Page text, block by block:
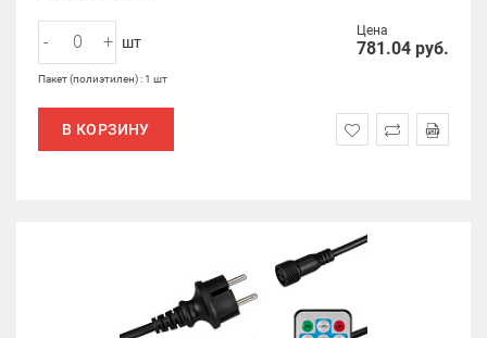
Цена
781.04 руб.
- + шт
Пакет (полиэтилен) : 1 шт
В КОРЗИНУ